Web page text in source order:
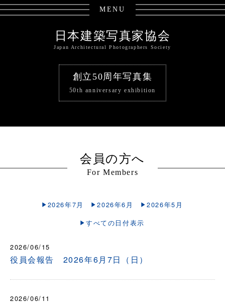
MENU
日本建築写真家協会
Japan Architectural Photographers Society
創立50周年写真集
50th anniversary exhibition
会員の方へ
For Members
2026年7月 2026年6月
2026年5月
すべての日付表示
2026/06/15
役員会報告 2026年6月7日（日）
2026/06/11